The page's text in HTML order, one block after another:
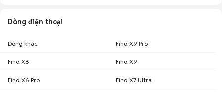
Dòng điện thoại
Dòng khác Find X9 Pro
Find X8 Find X9
Find X6 Pro Find X7 Ultra